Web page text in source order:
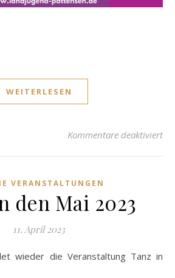
WEITERLESEN
Kommentare deaktiviertfür
VERANSTALTUNGEN
den Mai 2023
11. April 2023